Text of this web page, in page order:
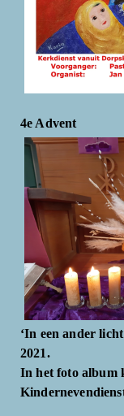
4e Advent
‘In een ander
2021.
In het foto album